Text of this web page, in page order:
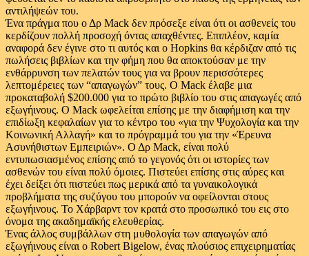
αντιλήψεών του.
Ένα πράγμα που ο Δρ Mack δεν πρόσεξε είναι ότι οι ασθενείς του
κερδίζουν πολλή προσοχή όντας απαχθέντες. Επιπλέον, καμία
αναφορά δεν έγινε στο τι αυτός και ο Hopkins θα κέρδιζαν από τις
πωλήσεις βιβλίων και την φήμη που θα αποκτούσαν με την
ενθάρρυνση των πελατών τους για να βρουν περισσότερες
λεπτομέρειες των “απαγωγών” τους. Ο Mack έλαβε μια
προκαταβολή $200.000 για το πρώτο βιβλίο του στις απαγωγές από
εξωγήινους. Ο Mack ωφελείται επίσης με την διαφήμιση και την
επιδίωξη κεφαλαίων για το κέντρο του «για την Ψυχολογία και την
Κοινωνική Αλλαγή» και το πρόγραμμά του για την «Έρευνα
Ασυνήθιστων Εμπειριών». Ο Δρ Mack, είναι πολύ
εντυπωσιασμένος επίσης από το γεγονός ότι οι ιστορίες των
ασθενών του είναι πολύ όμοιες. Πιστεύει επίσης στις αύρες και
έχει δείξει ότι πιστεύει πως μερικά από τα γυναικολογικά
προβλήματα της συζύγου του μπορούν να οφείλονται στους
εξωγήινους. Το Χάρβαρντ τον κρατά στο προσωπικό του εις στο
όνομα της ακαδημαϊκής ελευθερίας.
Ένας άλλος συμβάλλων στη μυθολογία των απαγωγών από
εξωγήινους είναι ο Robert Bigelow, ένας πλούσιος επιχειρηματίας